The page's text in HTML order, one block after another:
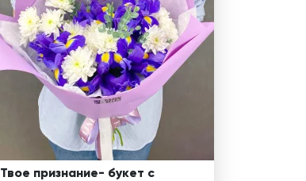
Твое признание- букет с